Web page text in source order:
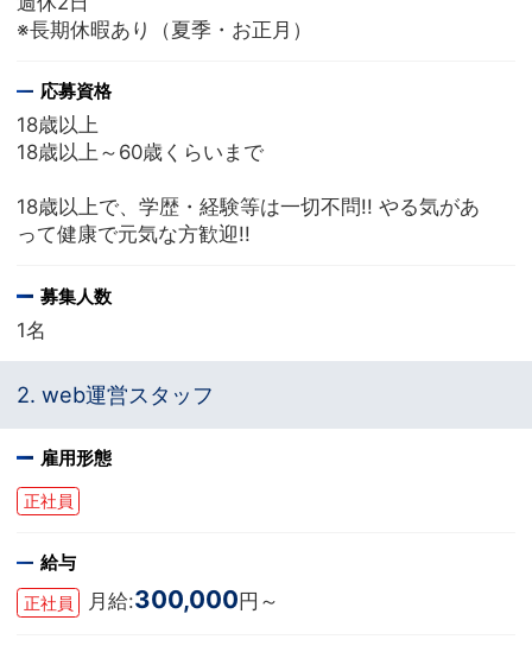
※長期休暇あり（夏季・お正月）
応募資格
18歳以上
18歳以上～60歳くらいまで
18歳以上で、学歴・経験等は一切不問!! やる気があ
って健康で元気な方歓迎!!
募集人数
1名
2. web運営スタッフ
雇用形態
正社員
給与
正社員 月給:300,000 円～